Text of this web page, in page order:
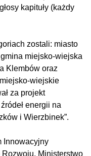
kapituły (każdy
zostali: miasto
miejsko-wiejska
Klembów oraz
wiejskie
za projekt
energii na
i Wierzbinek”.
Innowacyjny
Ministerstwo